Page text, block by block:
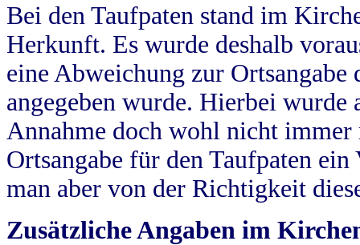
Bei den Taufpaten stand im
Herkunft. Es wurde deshalb
eine Abweichung zur
angegeben wurde. Hierbei wurde
Annahme doch wohl nicht
Ortsangabe für den Taufpaten
man aber von der Richtigkeit
Zusätzliche Angaben im